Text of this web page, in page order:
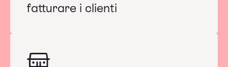
fatturare i clienti